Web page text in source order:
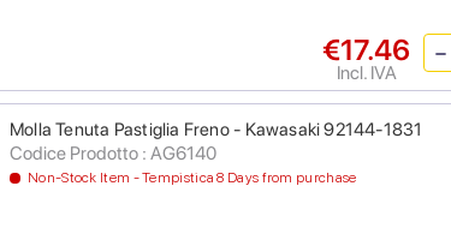
€17.46
Incl. IVA
Molla Tenuta Pastiglia Freno - Kawasaki 92144-1831
Codice Prodotto : AG6140
Non-Stock Item - Tempistica 8 Days from purchase